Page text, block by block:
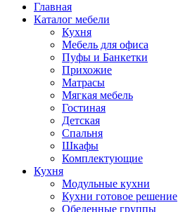
Главная
Каталог мебели
Кухня
Мебель для офиса
Пуфы и Банкетки
Прихожие
Матрасы
Мягкая мебель
Гостиная
Детская
Спальня
Шкафы
Комплектующие
Кухня
Модульные кухни
Кухни готовое решение
Обеденные группы